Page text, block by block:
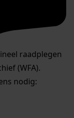
raadplegen
(WFA).
nodig: